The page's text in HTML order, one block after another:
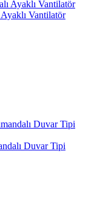
Vantilatör
Duvar Tipi